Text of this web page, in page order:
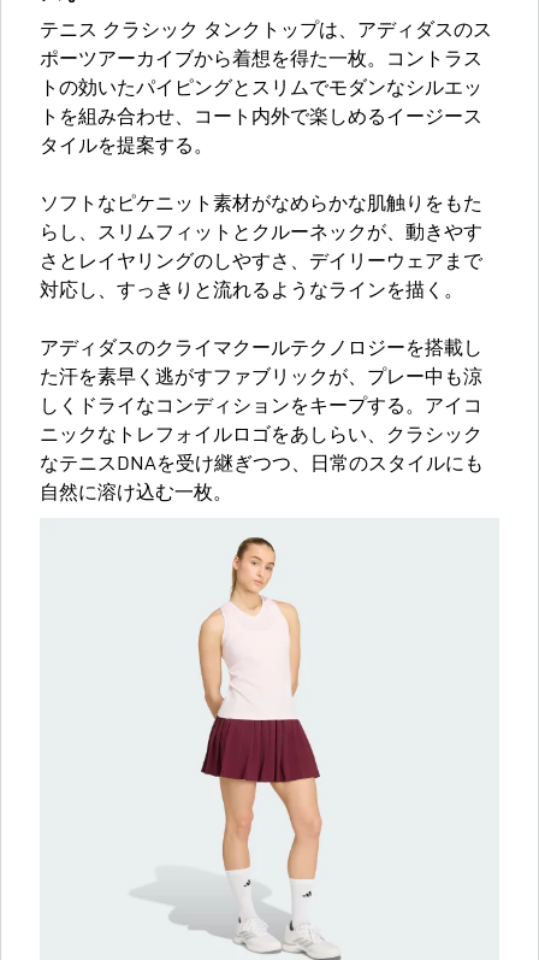
テニス クラシック タンクトップは、アディダスのス
ポーツアーカイブから着想を得た一枚。コントラス
トの効いたパイピングとスリムでモダンなシルエッ
トを組み合わせ、コート内外で楽しめるイージース
タイルを提案する。
ソフトなピケニット素材がなめらかな肌触りをもた
らし、スリムフィットとクルーネックが、動きやす
さとレイヤリングのしやすさ、デイリーウェアまで
対応し、すっきりと流れるようなラインを描く。
アディダスのクライマクールテクノロジーを搭載し
た汗を素早く逃がすファブリックが、プレー中も涼
しくドライなコンディションをキープする。アイコ
ニックなトレフォイルロゴをあしらい、クラシック
なテニスDNAを受け継ぎつつ、日常のスタイルにも
自然に溶け込む一枚。